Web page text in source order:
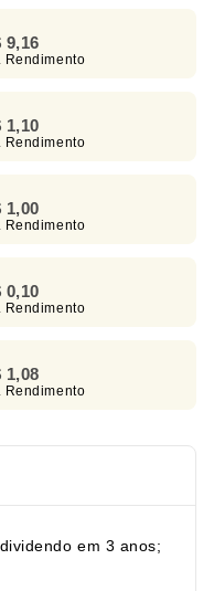
9,16
Rendimento
1,10
Rendimento
1,00
Rendimento
0,10
Rendimento
1,08
Rendimento
em 3 anos;